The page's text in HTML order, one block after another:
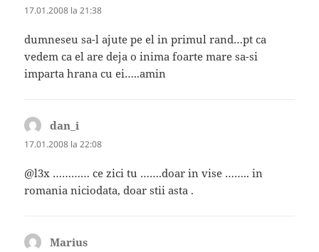
17.01.2008 la 21:38
dumneseu sa-l ajute pe el in primul rand…pt ca
vedem ca el are deja o inima foarte mare sa-si
imparta hrana cu ei…..amin
dan_i
17.01.2008 la 22:08
@l3x ………… ce zici tu …….doar in vise …….. in
romania niciodata, doar stii asta .
Marius